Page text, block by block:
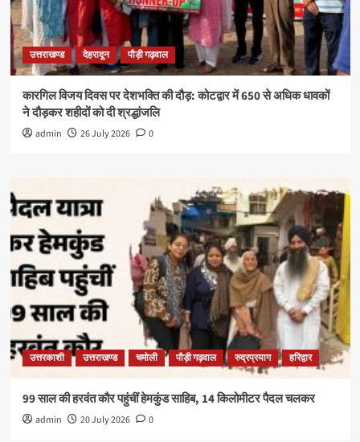
उत्तराखण्ड देहरादून पौड़ी गढ़वाल
कारगिल विजय दिवस पर देशभक्ति की दौड़: कोटद्वार में 650 से अधिक धावकों
ने दौड़कर शहीदों को दी श्रद्धांजलि
admin 26 July 2026 0
उत्तरकाशी उत्तराखण्ड चमोली पौड़ी गढ़वाल रुद्रप्रयाग हरिद्वार
99 साल की हरवंत कौर पहुंचीं हेमकुंड साहिब, 14 किलोमीटर पैदल चलकर
admin 20 July 2026 0